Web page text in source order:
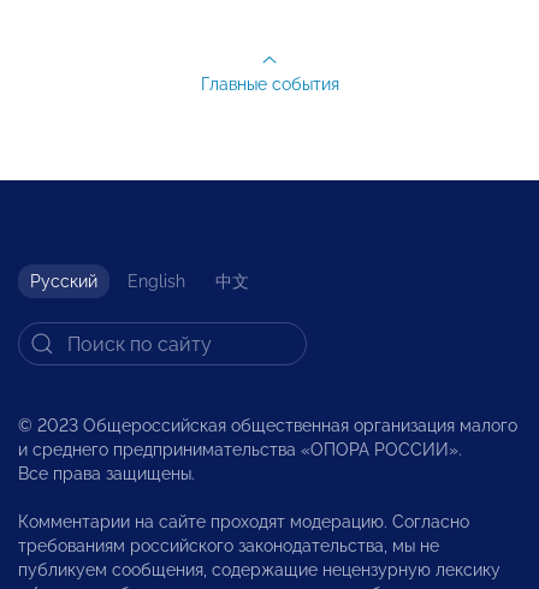
Главные события
Русский English 中文
© 2023 Общероссийская общественная организация малого
и среднего предпринимательства «ОПОРА РОССИИ».
Все права защищены.
Комментарии на сайте проходят модерацию. Согласно
требованиям российского законодательства, мы не
публикуем сообщения, содержащие нецензурную лексику